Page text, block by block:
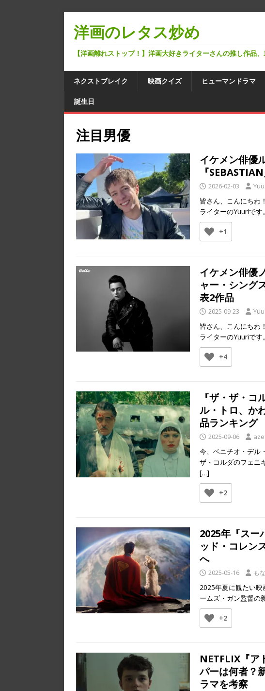
洋画のレタス炒め
【洋画離れストップ！】洋画大好きライターさんの推し作品
ネクストブレイク 映画クイズ ヒューマンドラマ
誕生日
注目男優
イケメン俳優
『
2026-02-03
皆さん、こんにちわ
ライターのYuuriで
+1
イケメン俳優
ャー・シング
表2作品
2025-09-23
皆さん、こんにちわ
ライターのYuuriで
+4
『ザ・ザ・
ル・トロ、か
品ランキング
2025-09-06
今、ベニチオ・デル
ザ・コルダのフェニ
[…]
+2
2025年『スー
ッド・コレン
へ
2025-05-16 もな
2025年夏に観たい
ームズ・ガン監督の
+2
NETFLIX『ア
パーは何者？
ラマを考察